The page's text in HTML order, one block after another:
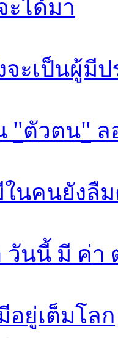
ะได้มา
จะเป็นผู้มี
"ตัวตน" ล
นคนยังลื
วันนี้ มี ค่า
อยู่เต็มโลก